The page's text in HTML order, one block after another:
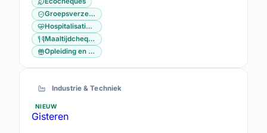
Groepsverzekering
Hospitalisatieverzekering
Maaltijdcheques
Opleiding en vorming
Industrie & Techniek
NIEUW
Gisteren